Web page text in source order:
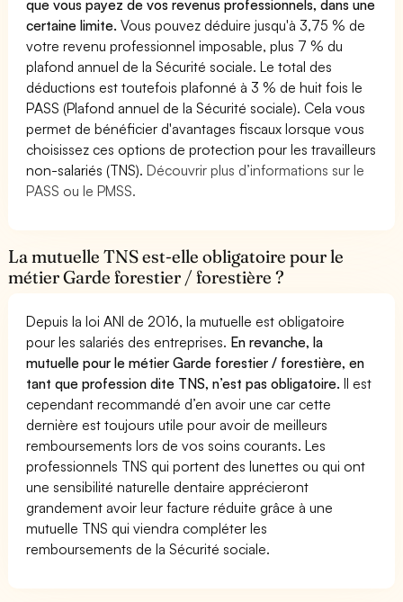
que vous payez de vos revenus professionnels, dans une
certaine limite.Vous pouvez déduire jusqu'à 3,75 % de
votre revenu professionnel imposable, plus 7 % du
plafond annuel de la Sécurité sociale. Le total des
déductions est toutefois plafonné à 3 % de huit fois le
PASS (Plafond annuel de la Sécurité sociale). Cela vous
permet de bénéficier d'avantages fiscaux lorsque vous
choisissez ces options de protection pour les travailleurs
non-salariés (TNS).Découvrir plus d’informations sur le
PASS ou le PMSS.
La mutuelle TNS est-elle obligatoire pour le
métier Garde forestier / forestière ?
Depuis la loi ANI de 2016, la mutuelle est obligatoire
pour les salariés des entreprises. En revanche, la
mutuelle pour le métier Garde forestier / forestière, en
tant que profession dite TNS, n’est pas obligatoire.Il est
cependant recommandé d’en avoir une car cette
dernière est toujours utile pour avoir de meilleurs
remboursements lors de vos soins courants. Les
professionnels TNS qui portent des lunettes ou qui ont
une sensibilité naturelle dentaire apprécieront
grandement avoir leur facture réduite grâce à une
mutuelle TNS qui viendra compléter les
remboursements de la Sécurité sociale.